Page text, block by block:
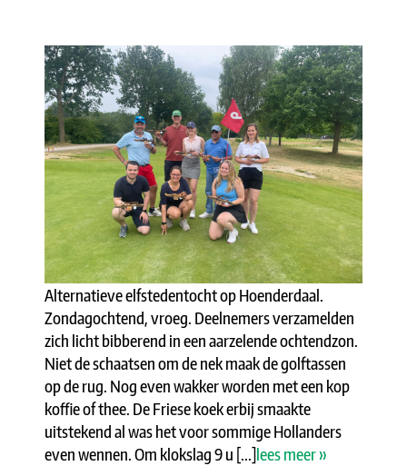
Alternatieve elfstedentocht op Hoenderdaal.
Zondagochtend, vroeg. Deelnemers verzamelden
zich licht bibberend in een aarzelende ochtendzon.
Niet de schaatsen om de nek maak de golftassen
op de rug. Nog even wakker worden met een kop
koffie of thee. De Friese koek erbij smaakte
uitstekend al was het voor sommige Hollanders
even wennen. Om klokslag 9 u [...]lees meer »